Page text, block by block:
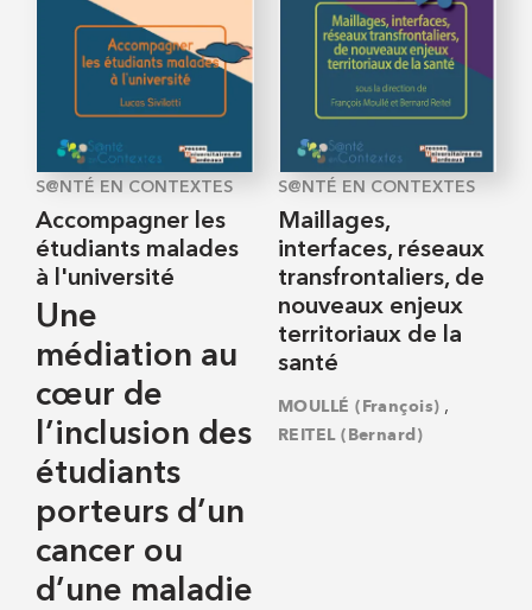
S@NTÉ EN CONTEXTES
Accompagner les
étudiants malades
à l'université
Une
médiation au
cœur de
l’inclusion des
étudiants
porteurs d’un
cancer ou
d’une maladie
S@NTÉ EN CONTEXTES
Maillages,
interfaces, réseaux
transfrontaliers, de
nouveaux enjeux
territoriaux de la
santé
MOULLÉ (François) ,
REITEL (Bernard)